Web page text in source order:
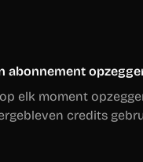
abonnement
elk moment
credits